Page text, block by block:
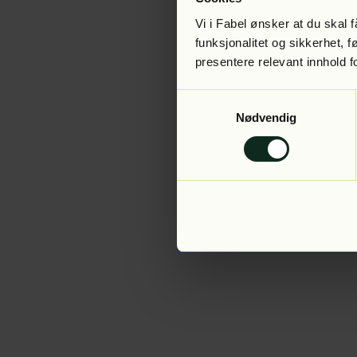
Vi i Fabel ønsker at du skal
funksjonalitet og sikkerhet,
presentere relevant innhold
Nødvendig
Application